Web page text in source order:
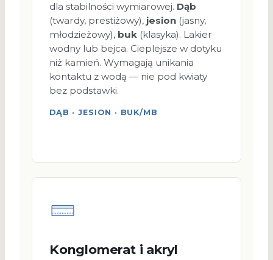
dla stabilności wymiarowej. Dąb
(twardy, prestiżowy), jesion (jasny,
młodzieżowy), buk (klasyka). Lakier
wodny lub bejca. Cieplejsze w dotyku
niż kamień. Wymagają unikania
kontaktu z wodą — nie pod kwiaty
bez podstawki.
DĄB · JESION · BUK/MB
Konglomerat i akryl